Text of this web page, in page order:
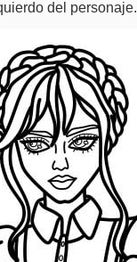
del personaje.